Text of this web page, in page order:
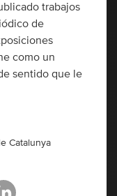
trabajos
de
como un
sentido que le
Catalunya